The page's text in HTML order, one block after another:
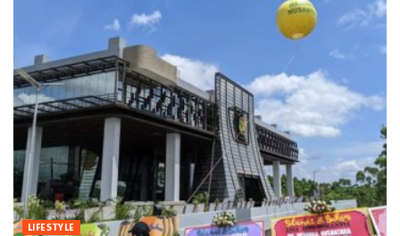
LIFESTYLE